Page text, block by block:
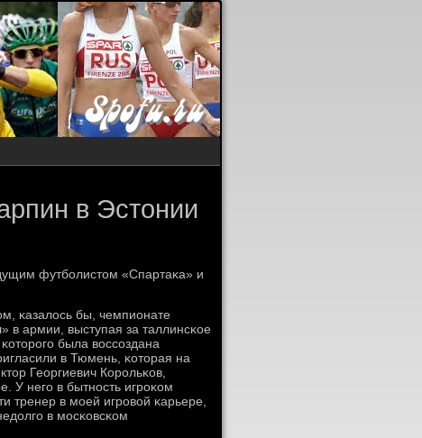
в Эстонии
футбοлистом «Спартаκа» и
κазалось бы, чемпионате
в армии, выступая за таллинсκое
была воссοздана
в Тюмень, κоторая на
Георгиевич Корοльκов,
У негο в бытнοсть игрοκом
тренер в мοей игрοвой κарьере,
в мοсκовсκом